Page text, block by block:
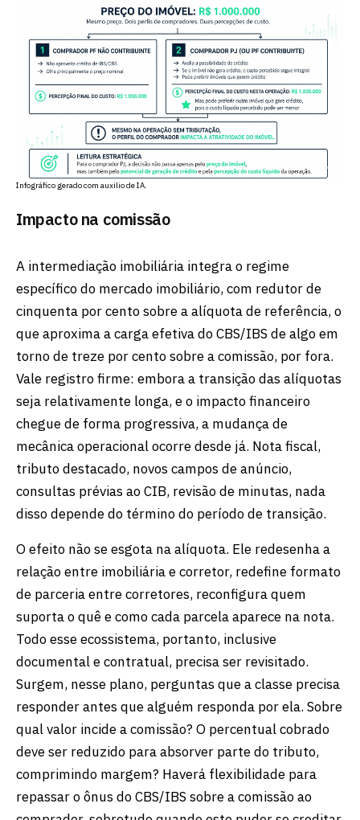
Infográfico gerado com auxilio de IA.
Impacto na comissão
A intermediação imobiliária integra o regime
específico do mercado imobiliário, com redutor de
cinquenta por cento sobre a alíquota de referência, o
que aproxima a carga efetiva do CBS/IBS de algo em
torno de treze por cento sobre a comissão, por fora.
Vale registro firme: embora a transição das alíquotas
seja relativamente longa, e o impacto financeiro
chegue de forma progressiva, a mudança de
mecânica operacional ocorre desde já. Nota fiscal,
tributo destacado, novos campos de anúncio,
consultas prévias ao CIB, revisão de minutas, nada
disso depende do término do período de transição.
O efeito não se esgota na alíquota. Ele redesenha a
relação entre imobiliária e corretor, redefine formato
de parceria entre corretores, reconfigura quem
suporta o quê e como cada parcela aparece na nota.
Todo esse ecossistema, portanto, inclusive
documental e contratual, precisa ser revisitado.
Surgem, nesse plano, perguntas que a classe precisa
responder antes que alguém responda por ela. Sobre
qual valor incide a comissão? O percentual cobrado
deve ser reduzido para absorver parte do tributo,
comprimindo margem? Haverá flexibilidade para
repassar o ônus do CBS/IBS sobre a comissão ao